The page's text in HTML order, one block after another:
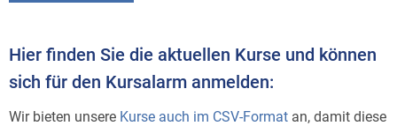
Hier finden Sie die aktuellen Kurse und können
sich für den Kursalarm anmelden:
Wir bieten unsere Kurse auch im CSV-Format an, damit diese